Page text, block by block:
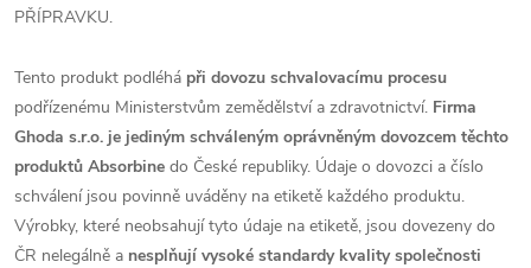
PŘÍPRAVKU.
Tento produkt podléhá při dovozu schvalovacímu procesu
podřízenému Ministerstvům zemědělství a zdravotnictví. Firma
Ghoda s.r.o. je jediným schváleným oprávněným dovozcem těchto
produktů Absorbine do České republiky. Údaje o dovozci a číslo
schválení jsou povinně uváděny na etiketě každého produktu.
Výrobky, které neobsahují tyto údaje na etiketě, jsou dovezeny do
ČR nelegálně a nesplňují vysoké standardy kvality společnosti